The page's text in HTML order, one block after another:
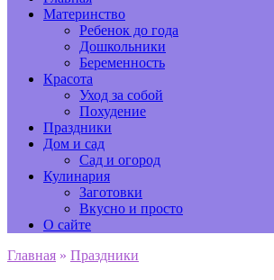
Материнство
Ребенок до года
Дошкольники
Беременность
Красота
Уход за собой
Похудение
Праздники
Дом и сад
Сад и огород
Кулинария
Заготовки
Вкусно и просто
О сайте
Главная » Праздники